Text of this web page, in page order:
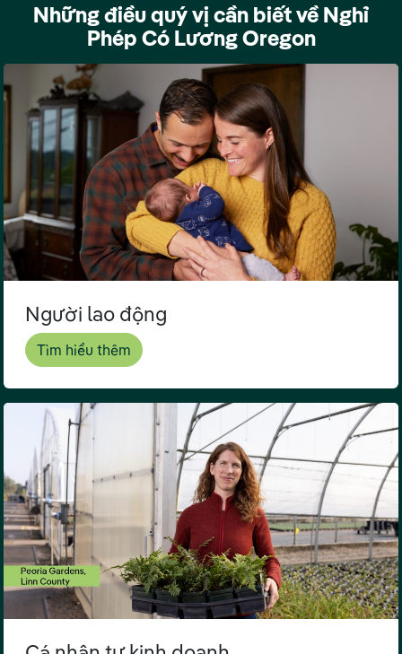
Những điều quý vị cần biết về Nghỉ
Phép Có Lương Oregon
Người lao động
Tìm hiểu thêm